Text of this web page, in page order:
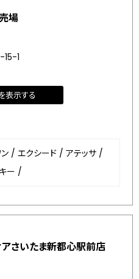
場
15-1
表示する
/ エクシード / アテッサ /
キー /
さいたま新都心駅前店